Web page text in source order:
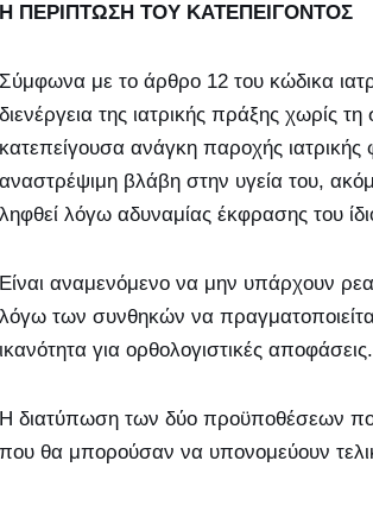
Η ΠΕΡΙΠΤΩΣΗ ΤΟΥ ΚΑΤΕΠΕΙΓΟΝΤΟΣ
Σύμφωνα με το άρθρο 12 του κώδικα
διενέργεια της ιατρικής πράξης χωρίς
κατεπείγουσα ανάγκη παροχής
αναστρέψιμη βλάβη στην υγεία του,
ληφθεί λόγω αδυναμίας έκφρασης του
Είναι αναμενόμενο να μην υπάρχουν
λόγω των συνθηκών να
ικανότητα για ορθολογιστικές αποφάσεις.
Η διατύπωση των δύο προϋποθέσεων που
που θα μπορούσαν να υπονομεύουν